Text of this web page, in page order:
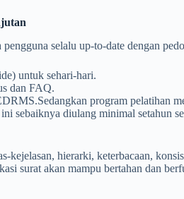
selalu up‑to‑date dengan
untuk sehari‑hari.
dan FAQ.
program pelatihan
sebaiknya diulang minimal setahun
kejelasan, hierarki, keterbacaan,
surat akan mampu bertahan dan